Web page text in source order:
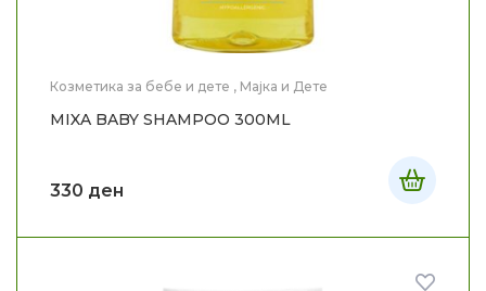
Козметика за бебе и дете , Мајка и Дете
MIXA BABY SHAMPOO 300ML
330 ден